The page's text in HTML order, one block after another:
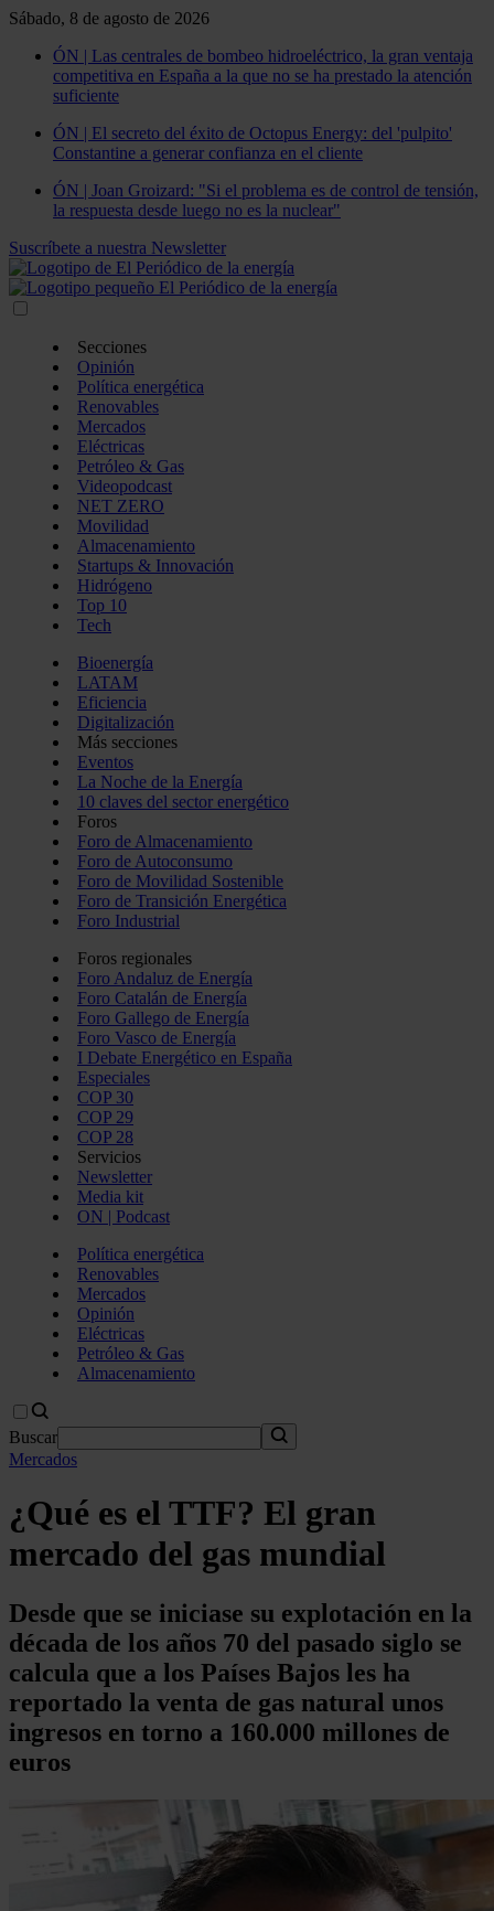
Sábado, 8 de agosto de 2026
ÓN | Las centrales de bombeo hidroeléctrico, la gran ventaja
competitiva en España a la que no se ha prestado la atención
suficiente
ÓN | El secreto del éxito de Octopus Energy: del 'pulpito'
Constantine a generar confianza en el cliente
ÓN | Joan Groizard: "Si el problema es de control de tensión,
la respuesta desde luego no es la nuclear"
Suscríbete a nuestra Newsletter
Secciones
Opinión
Política energética
Renovables
Mercados
Eléctricas
Petróleo & Gas
Videopodcast
NET ZERO
Movilidad
Almacenamiento
Startups & Innovación
Hidrógeno
Top 10
Tech
Bioenergía
LATAM
Eficiencia
Digitalización
Más secciones
Eventos
La Noche de la Energía
10 claves del sector energético
Foros
Foro de Almacenamiento
Foro de Autoconsumo
Foro de Movilidad Sostenible
Foro de Transición Energética
Foro Industrial
Foros regionales
Foro Andaluz de Energía
Foro Catalán de Energía
Foro Gallego de Energía
Foro Vasco de Energía
I Debate Energético en España
Especiales
COP 30
COP 29
COP 28
Servicios
Newsletter
Media kit
ON | Podcast
Política energética
Renovables
Mercados
Opinión
Eléctricas
Petróleo & Gas
Almacenamiento
Buscar
Mercados
¿Qué es el TTF? El gran
mercado del gas mundial
Desde que se iniciase su explotación en la
década de los años 70 del pasado siglo se
calcula que a los Países Bajos les ha
reportado la venta de gas natural unos
ingresos en torno a 160.000 millones de
euros